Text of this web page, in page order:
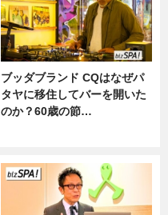
ブッダブランド CQはなぜパ
タヤに移住してバーを開いた
のか？60歳の節…